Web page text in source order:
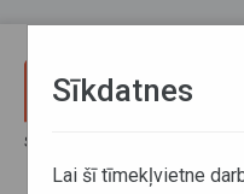
Sākums
Sīkdatnes
Lai šī tīmekļvietne